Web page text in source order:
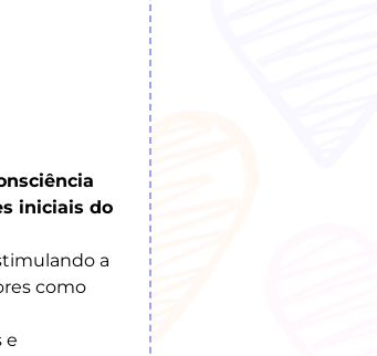
iniciais do
a
como
e